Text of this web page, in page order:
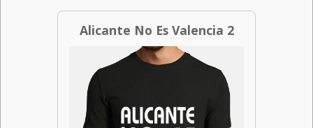
Alicante No Es Valencia 2